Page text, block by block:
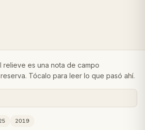
relieve es una nota de campo
Tócalo para leer lo que pasó ahí.
2019